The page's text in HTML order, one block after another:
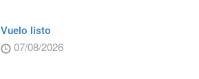
Vuelo listo
07/08/2026